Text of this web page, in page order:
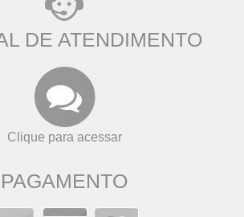
DE ATENDIMENTO
Clique para acessar
PAGAMENTO